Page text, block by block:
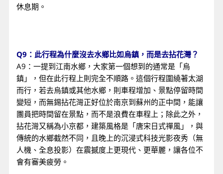
休息期。
Q9：此行程為什麼沒去水鄉比如烏鎮，而是去拈花灣？
A9：一提到江南水鄉，大家第一個想到的通常是「烏
鎮」，但在此行程上則完全不順路。這個行程圍繞著太湖
而行，若去烏鎮或其他水鄉，則車程增加、景點停留時間
變短，而無錫拈花灣正好位於南京到蘇州的正中間，能讓
團員把時間留在景點，而不是浪費在車程上；除此之外，
拈花灣又稱為小京都，建築風格是「唐宋日式禪風」，與
傳統的水鄉截然不同，且晚上的沉浸式科技光影夜秀（無
人機、全息投影）在震撼度上更現代、更華麗，讓各位不
會有審美疲勞。